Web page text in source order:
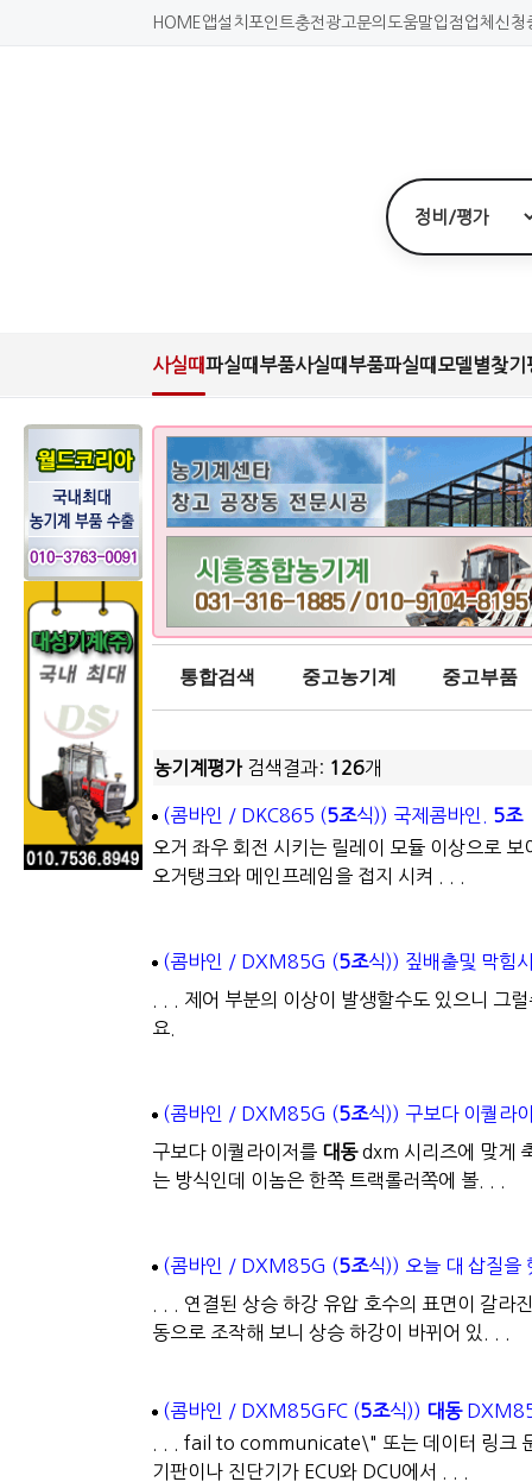
HOME 앱설치 포인트충전 광고문의 도움말입점업체신청
사실때파실때 부품사실때 부품파실때 모델별찾기
통합검색 중고농기계 중고부품
농기계평가검색결과: 126개
(콤바인 / DKC865 (5조식)) 국제콤바인. 5조
오거 좌우 회전 시키는 릴레이 모듈 이상으로
오거탱크와 메인프레임을 접지 시켜 . . .
(콤바인 / DXM85G (5조식)) 짚배출및 막힘
. . . 제어 부분의 이상이 발생할수도 있으니 그
요.
(콤바인 / DXM85G (5조식)) 구보다 이퀄라
구보다 이퀄라이저를 대동dxm 시리즈에 맞게
는 방식인데 이놈은 한쪽 트랙롤러쪽에 볼. . .
(콤바인 / DXM85G (5조식)) 오늘 대 삽질을
. . . 연결된 상승 하강 유압 호수의 표면이 갈라
동으로 조작해 보니 상승 하강이 바뀌어 있. . .
(콤바인 / DXM85GFC (5조식)) 대동DXM85
. . . fail to communicate\" 또는 데이터 링크
기판이나 진단기가 ECU와 DCU에서 . . .